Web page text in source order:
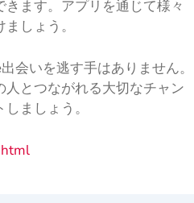
ます。アプリを通じて様々
しょう。
会いを逃す手はありません。
とつながれる大切なチャン
ましょう。